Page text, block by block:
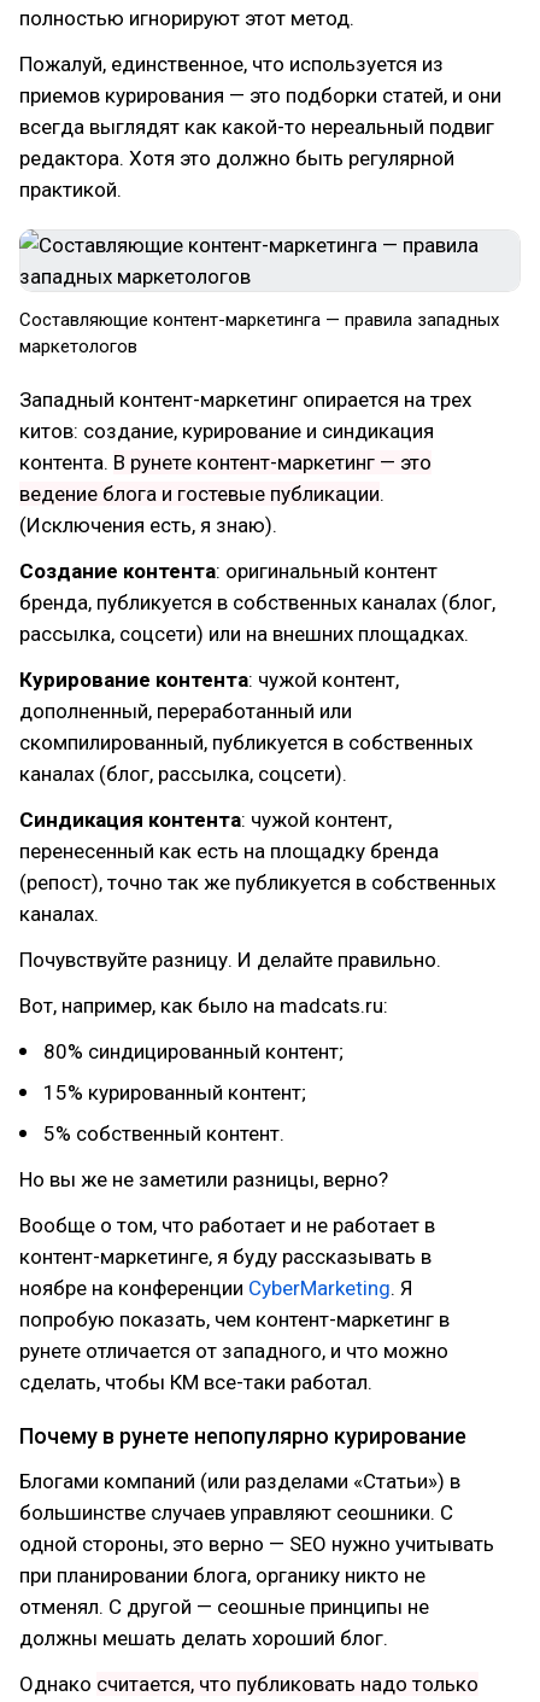
полностью игнорируют этот метод.
Пожалуй, единственное, что используется из
приемов курирования — это подборки статей, и они
всегда выглядят как какой-то нереальный подвиг
редактора. Хотя это должно быть регулярной
практикой.
Составляющие контент-маркетинга — правила западных
маркетологов
Западный контент-маркетинг опирается на трех
китов: создание, курирование и синдикация
контента. В рунете контент-маркетинг — это
ведение блога и гостевые публикации.
(Исключения есть, я знаю).
Создание контента: оригинальный контент
бренда, публикуется в собственных каналах (блог,
рассылка, соцсети) или на внешних площадках.
Курирование контента: чужой контент,
дополненный, переработанный или
скомпилированный, публикуется в собственных
каналах (блог, рассылка, соцсети).
Синдикация контента: чужой контент,
перенесенный как есть на площадку бренда
(репост), точно так же публикуется в собственных
каналах.
Почувствуйте разницу. И делайте правильно.
Вот, например, как было на madcats.ru:
80% синдицированный контент;
15% курированный контент;
5% собственный контент.
Но вы же не заметили разницы, верно?
Вообще о том, что работает и не работает в
контент-маркетинге, я буду рассказывать в
ноябре на конференции CyberMarketing. Я
попробую показать, чем контент-маркетинг в
рунете отличается от западного, и что можно
сделать, чтобы КМ все-таки работал.
Почему в рунете непопулярно курирование
Блогами компаний (или разделами «Статьи») в
большинстве случаев управляют сеошники. С
одной стороны, это верно — SEO нужно учитывать
при планировании блога, органику никто не
отменял. С другой — сеошные принципы не
должны мешать делать хороший блог.
Однако считается, что публиковать надо только